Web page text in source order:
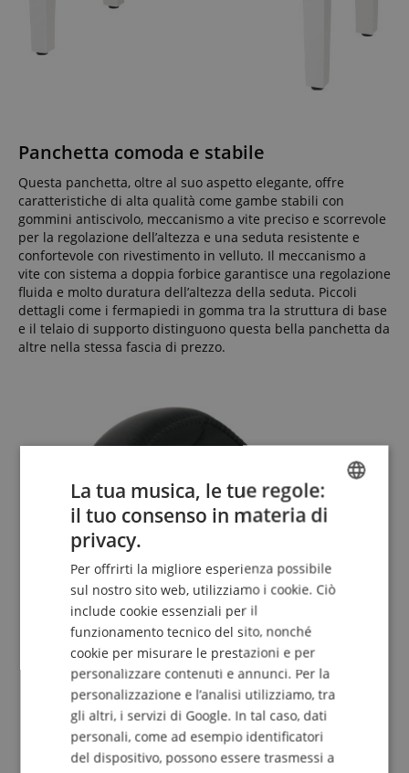
Panchetta comoda e stabile
Questa panchetta, oltre al suo aspetto elegante, offre
caratteristiche di alta qualità come gambe stabili con
gommini antiscivolo, meccanismo a vite preciso e scorrevole
per la regolazione dell’altezza e una seduta resistente e
confortevole con rivestimento in velluto. Il meccanismo a
vite con sistema a doppia forbice garantisce una regolazione
fluida e molto duratura dell’altezza della seduta. Piccoli
dettagli come i fermapiedi in gomma tra la struttura di base
e il telaio di supporto distinguono questa bella panchetta da
altre nella stessa fascia di prezzo.
ENGLISH
ITALIAN
SPANISH
La tua musica, le tue regole:
il tuo consenso in materia di
privacy.
Per offrirti la migliore esperienza possibile
sul nostro sito web, utilizziamo i cookie. Ciò
include cookie essenziali per il
funzionamento tecnico del sito, nonché
cookie per misurare le prestazioni e per
personalizzare contenuti e annunci. Per la
personalizzazione e l’analisi utilizziamo, tra
gli altri, i servizi di Google. In tal caso, dati
personali, come ad esempio identificatori
del dispositivo, possono essere trasmessi a